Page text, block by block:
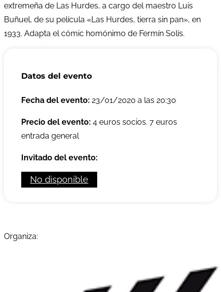
extremeña de Las Hurdes, a cargo del maestro Luis
Buñuel, de su película «Las Hurdes, tierra sin pan», en
1933. Adapta el cómic homónimo de Fermín Solís.
Datos del evento
Fecha del evento: 23/01/2020 a las 20:30
Precio del evento: 4 euros socios. 7 euros
entrada general
Invitado del evento:
No disponible
Organiza: